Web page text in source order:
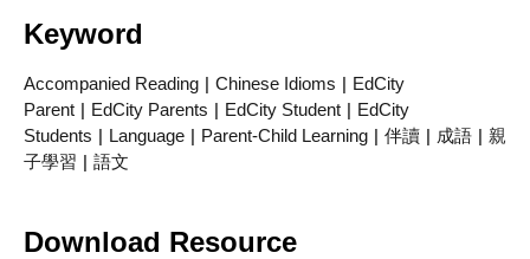
Keyword
Accompanied Reading | Chinese Idioms | EdCity
Parent | EdCity Parents | EdCity Student | EdCity
Students | Language | Parent-Child Learning | 伴讀 | 成語 | 親
子學習 | 語文
Download Resource